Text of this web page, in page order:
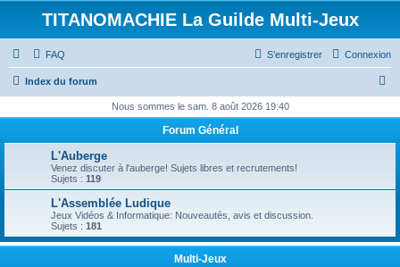
TITANOMACHIE La Guilde Multi-Jeux
FAQ Connexion
S’enregistrer
Index du forum
h
r
Nous sommes le sam. 8 août 2026 19:40
Forum Général
L'Auberge
Venez discuter à l'auberge! Sujets libres et recrutements!
Sujets : 119
L'Assemblée Ludique
Jeux Vidéos & Informatique: Nouveautés, avis et discussion.
Sujets : 181
Multi-Jeux